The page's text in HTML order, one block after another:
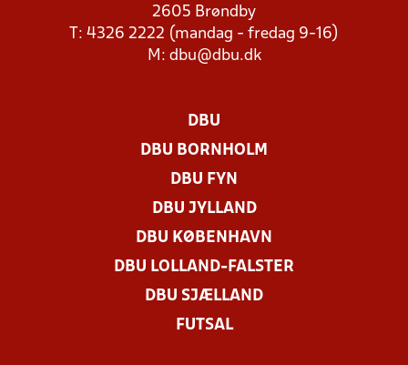
2605 Brøndby
T: 4326 2222 (mandag - fredag 9-16)
M: dbu@dbu.dk
DBU
DBU BORNHOLM
DBU FYN
DBU JYLLAND
DBU KØBENHAVN
DBU LOLLAND-FALSTER
DBU SJÆLLAND
FUTSAL